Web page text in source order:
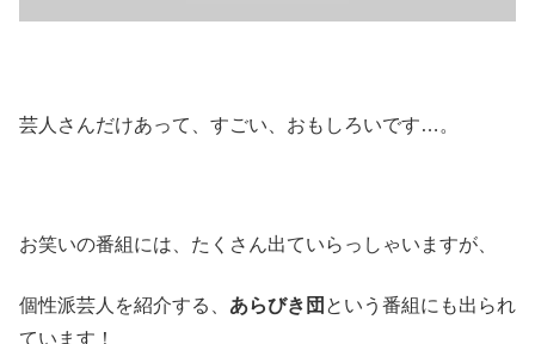
芸人さんだけあって、すごい、おもしろいです…。
お笑いの番組には、たくさん出ていらっしゃいますが、
個性派芸人を紹介する、 あらびき団 という番組にも出られ
ています！